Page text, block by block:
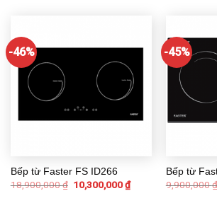
-46%
Bếp từ Faster FS ID266
18,900,000₫ 10,300,000₫
-45%
Bếp từ
9,900,000₫